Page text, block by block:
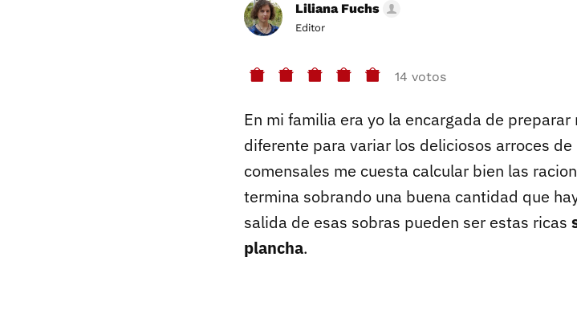
Liliana Fuchs
Editor
14 votos
En mi familia era yo la encargada de
diferente para variar los deliciosos arroces
comensales me cuesta calcular bien las
termina sobrando una buena cantidad que
salida de esas sobras pueden ser estas ricas
plancha.